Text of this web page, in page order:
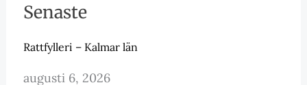
Senaste
Rattfylleri – Kalmar län
augusti 6, 2026